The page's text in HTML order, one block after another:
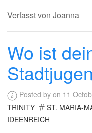
Verfasst von Joanna
Wo ist
Posted by on 11
TRINITY
ST. MARIA-
IDEENREICH